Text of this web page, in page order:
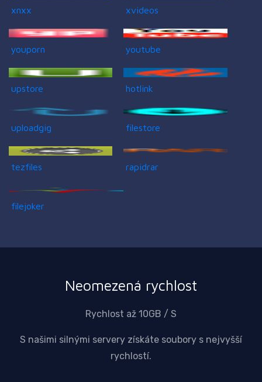
xnxx xvideos
youporn youtube
upstore hotlink
uploadgig filestore
tezfiles rapidrar
filejoker
Neomezená rychlost
Rychlost až 10GB / S
S našimi silnými servery získáte soubory s nejvyšší
rychlostí.